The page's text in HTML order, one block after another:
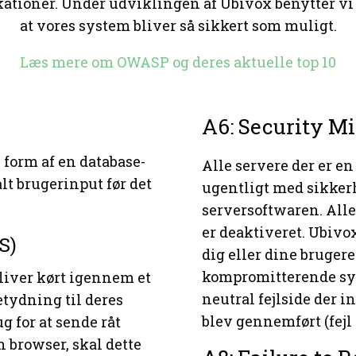
at vores system bliver så sikkert som muligt.
Læs mere om OWASP og deres aktuelle top 10
af en database-
brugerinput før det
kørt igennem et
til deres
for at sende råt
skal dette
A6: Security
Alle servere der er
ugentligt med
serversoftwaren.
er deaktiveret.
dig eller dine
kompromitterende
neutral fejlside der
blev gennemført (fejl